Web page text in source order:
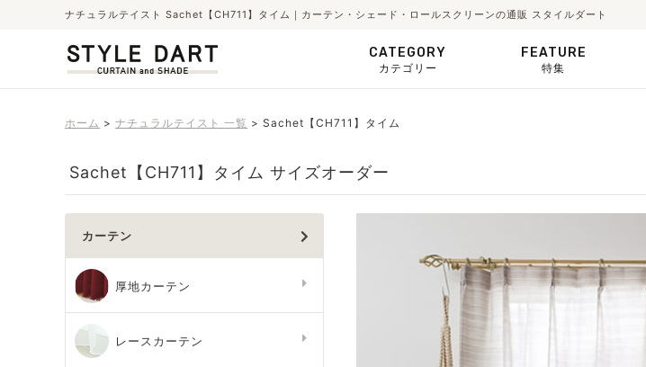
ナチュラルテイスト Sachet【CH711】タイム｜カーテン・シェード・ロールスクリーンの通販 スタイルダート
CATEGORY
カテゴリー
FEATURE
特集
ホーム ナチュラルテイスト 一覧 Sachet【CH711】タイム
Sachet【CH711】タイム サイズオーダー
カーテン
厚地カーテン
レースカーテン